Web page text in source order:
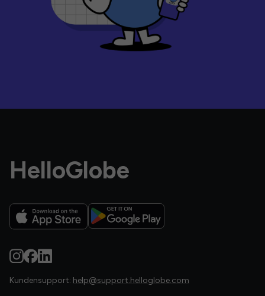
HelloGlobe
Kundensupport: help@support.helloglobe.com